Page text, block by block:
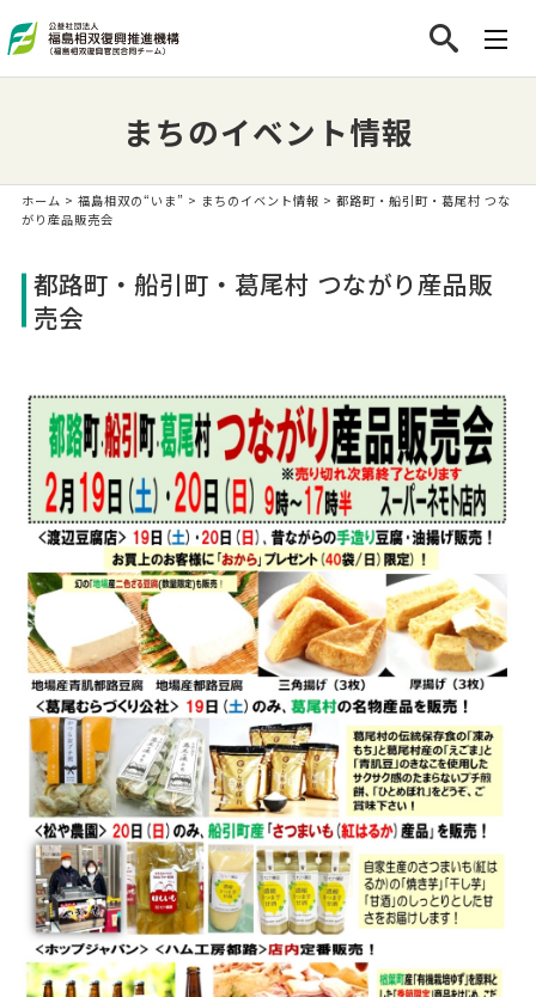
まちのイベント情報
ホーム > 福島相双の“いま” > まちのイベント情報 > 都路町・船引町・葛尾村 つな
がり産品販売会
都路町・船引町・葛尾村 つながり産品販
売会